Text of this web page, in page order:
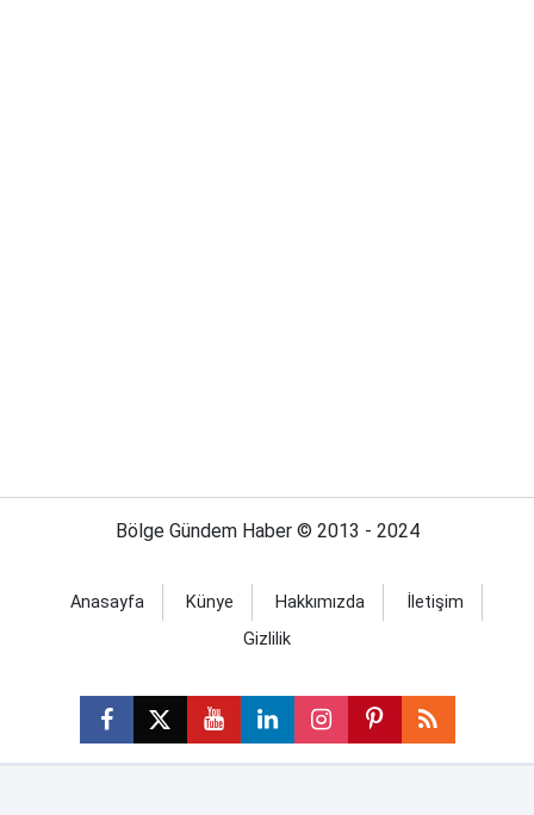
Bölge Gündem Haber © 2013 - 2024
Anasayfa Künye Hakkımızda
İletişim
Gizlilik